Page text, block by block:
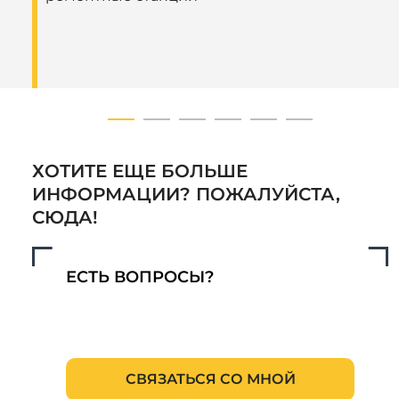
зависимости от условий и режима
Эксплуатационная масса — от 22 000 до 35
000 кг
Тяговое усилие — от 160 до 220 кН
Скорость перемещения — от 2,5 до 6 км/ч
Ширина шасси — от 500 до 800 мм
(гусеница одной стороны)
ХОТИТЕ ЕЩЕ БОЛЬШЕ
ИНФОРМАЦИИ? ПОЖАЛУЙСТА,
СЮДА!
ЕСТЬ ВОПРОСЫ?
СВЯЗАТЬСЯ СО МНОЙ